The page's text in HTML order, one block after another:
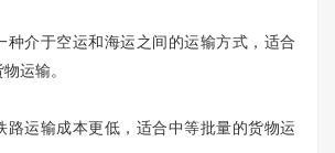
介于空运和海运之间的运输方式，适合
运输。
运输成本更低，适合中等批量的货物运